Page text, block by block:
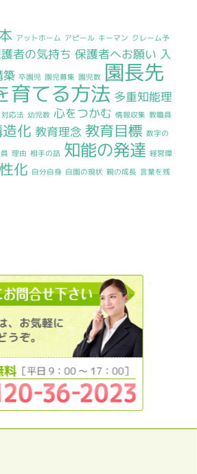
アットホーム アピール キーマン クレーム予
者の気持ち 保護者へお願い 入
築 卒園児 園児募集 園児数 園長先
育てる方法 多重知能理
対応法 幼児数 心をつかむ 情報収集 教職員
化 教育理念 教育目標 数字の
理由 相手の話 知能の発達 経営環
化 自分自身 自園の現状 親の成長 言葉を残